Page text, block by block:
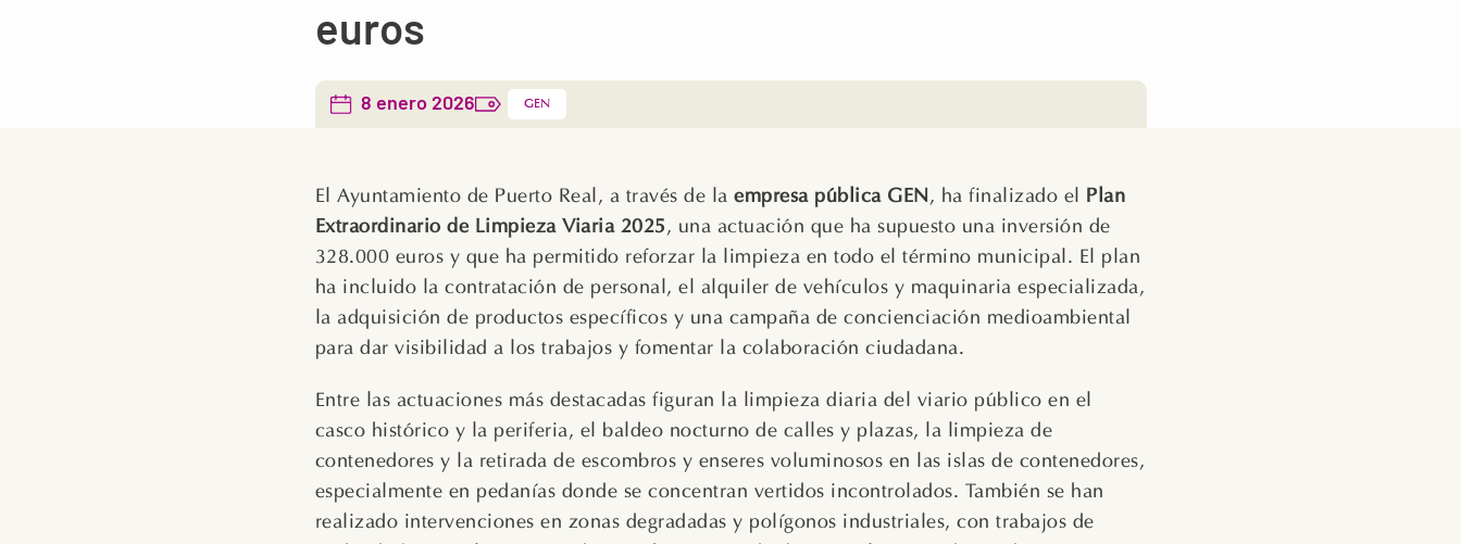
euros
8 enero 2026 GEN
El Ayuntamiento de Puerto Real, a través de la empresa pública GEN, ha finalizado el Plan
Extraordinario de Limpieza Viaria 2025, una actuación que ha supuesto una inversión de
328.000 euros y que ha permitido reforzar la limpieza en todo el término municipal. El plan
ha incluido la contratación de personal, el alquiler de vehículos y maquinaria especializada,
la adquisición de productos específicos y una campaña de concienciación medioambiental
para dar visibilidad a los trabajos y fomentar la colaboración ciudadana.
Entre las actuaciones más destacadas figuran la limpieza diaria del viario público en el
casco histórico y la periferia, el baldeo nocturno de calles y plazas, la limpieza de
contenedores y la retirada de escombros y enseres voluminosos en las islas de contenedores,
especialmente en pedanías donde se concentran vertidos incontrolados. También se han
realizado intervenciones en zonas degradadas y polígonos industriales, con trabajos de